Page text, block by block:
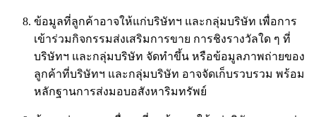
ข้อมูลที่ลูกค้าอาจให้แก่บริษัทฯ และกลุ่มบริษัท เพื่อการ
เข้าร่วมกิจกรรมส่งเสริมการขาย การชิงรางวัลใด ๆ ที่
บริษัทฯ และกลุ่มบริษัท จัดทำขึ้น หรือข้อมูลภาพถ่ายของ
ลูกค้าที่บริษัทฯ และกลุ่มบริษัท อาจจัดเก็บรวบรวม พร้อม
หลักฐานการส่งมอบอสังหาริมทรัพย์